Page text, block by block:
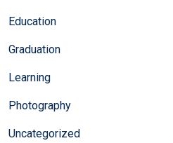
Education
Graduation
Learning
Photography
Uncategorized